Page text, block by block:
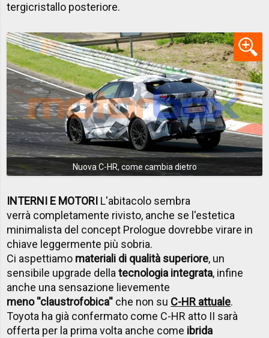
tergicristallo posteriore.
Nuova C-HR, come cambia dietro
INTERNI E MOTORI L'abitacolo sembra
verrà completamente rivisto, anche se l'estetica
minimalista del concept Prologue dovrebbe virare in
chiave leggermente più sobria.
Ci aspettiamo materiali di qualità superiore, un
sensibile upgrade dellatecnologia integrata, infine
anche una sensazione lievemente
meno ''claustrofobica'' che non su C-HR attuale.
Toyota ha già confermato come C-HR atto II sarà
offerta per la prima volta anche come ibrida